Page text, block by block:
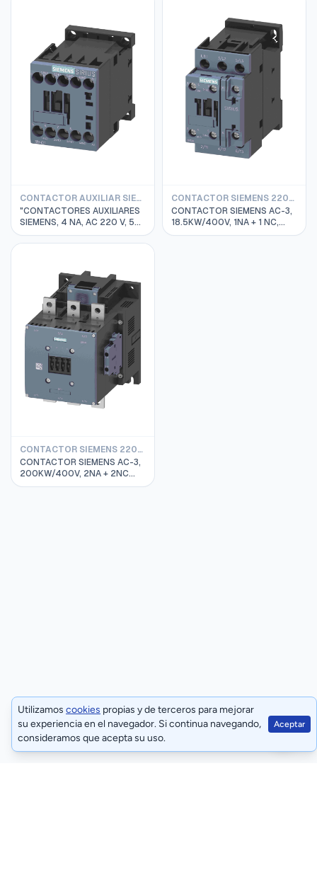
CONTACTOR AUXILIAR SIEMENS
"CONTACTORES AUXILIARES
SIEMENS, 4 NA, AC 220 V, 50
/ 60 HZ, TAMAÑO S00,
3RH2140-1AN20"
CONTACTOR SIEMENS 220VAC
CONTACTOR SIEMENS AC-3,
18.5KW/400V, 1NA + 1 NC,
BOBINA 220VAC, TAMAÑO S0
CONTACTOR SIEMENS 220VAC
CONTACTOR SIEMENS AC-3,
200KW/400V, 2NA + 2NC
BOBINA 220VAC, TAMAÑO
Utilizamos cookies propias y de terceros para mejorar
su experiencia en el navegador. Si continua navegando,
consideramos que acepta su uso.
Aceptar